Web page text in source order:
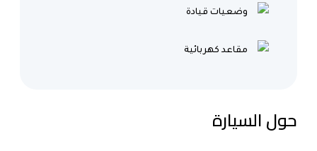
وضعيات قيادة
مقاعد كهربائية
حول السيارة